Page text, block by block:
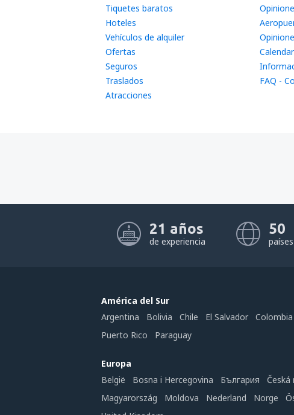
Tiquetes baratos
Hoteles
Vehículos de alquiler
Ofertas
Seguros
Traslados
Atracciones
FAQ -
21 años
de experiencia
50
países
América del Sur
Argentina
Bolivia Chile El Salvador Colombia
Puerto Rico
Paraguay
Europa
België
Bosna i Hercegovina България Česká
Magyarország
Moldova Nederland Norge